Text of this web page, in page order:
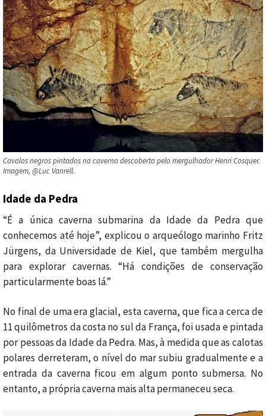
Cavalos negros pintados na caverna descoberta pelo mergulhador Henri Cosquer.
Imagem, @Luc Vanrell.
Idade da Pedra
“É a única caverna submarina da Idade da Pedra que
conhecemos até hoje”, explicou o arqueólogo marinho Fritz
Jürgens, da Universidade de Kiel, que também mergulha
para explorar cavernas. “Há condições de conservação
particularmente boas lá.”
No final de uma era glacial, esta caverna, que fica a cerca de
11 quilômetros da costa no sul da França, foi usada e pintada
por pessoas da Idade da Pedra. Mas, à medida que as calotas
polares derreteram, o nível do mar subiu gradualmente e a
entrada da caverna ficou em algum ponto submersa. No
entanto, a própria caverna mais alta permaneceu seca.